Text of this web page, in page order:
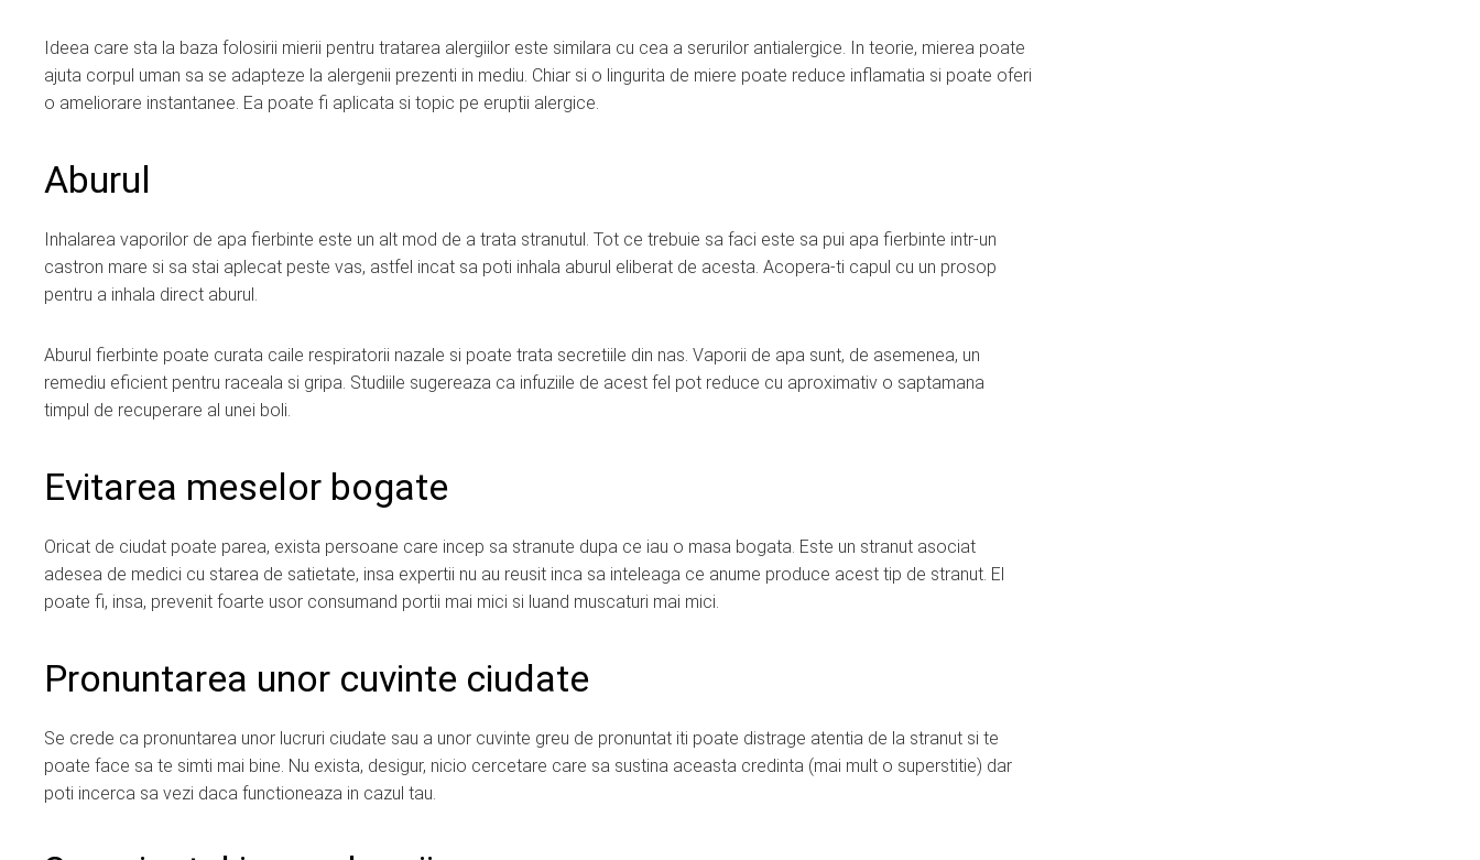
Ideea care sta la baza folosirii mierii pentru tratarea alergiilor este similara cu cea a serurilor antialergice. In teorie, mierea poate
ajuta corpul uman sa se adapteze la alergenii prezenti in mediu. Chiar si o lingurita de miere poate reduce inflamatia si poate oferi
o ameliorare instantanee. Ea poate fi aplicata si topic pe eruptii alergice.
Aburul
Inhalarea vaporilor de apa fierbinte este un alt mod de a trata stranutul. Tot ce trebuie sa faci este sa pui apa fierbinte intr-un
castron mare si sa stai aplecat peste vas, astfel incat sa poti inhala aburul eliberat de acesta. Acopera-ti capul cu un prosop
pentru a inhala direct aburul.
Aburul fierbinte poate curata caile respiratorii nazale si poate trata secretiile din nas. Vaporii de apa sunt, de asemenea, un
remediu eficient pentru raceala si gripa. Studiile sugereaza ca infuziile de acest fel pot reduce cu aproximativ o saptamana
timpul de recuperare al unei boli.
Evitarea meselor bogate
Oricat de ciudat poate parea, exista persoane care incep sa stranute dupa ce iau o masa bogata. Este un stranut asociat
adesea de medici cu starea de satietate, insa expertii nu au reusit inca sa inteleaga ce anume produce acest tip de stranut. El
poate fi, insa, prevenit foarte usor consumand portii mai mici si luand muscaturi mai mici.
Pronuntarea unor cuvinte ciudate
Se crede ca pronuntarea unor lucruri ciudate sau a unor cuvinte greu de pronuntat iti poate distrage atentia de la stranut si te
poate face sa te simti mai bine. Nu exista, desigur, nicio cercetare care sa sustina aceasta credinta (mai mult o superstitie) dar
poti incerca sa vezi daca functioneaza in cazul tau.